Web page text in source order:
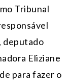
Tribunal
deputado
Eliziane
para fazer o